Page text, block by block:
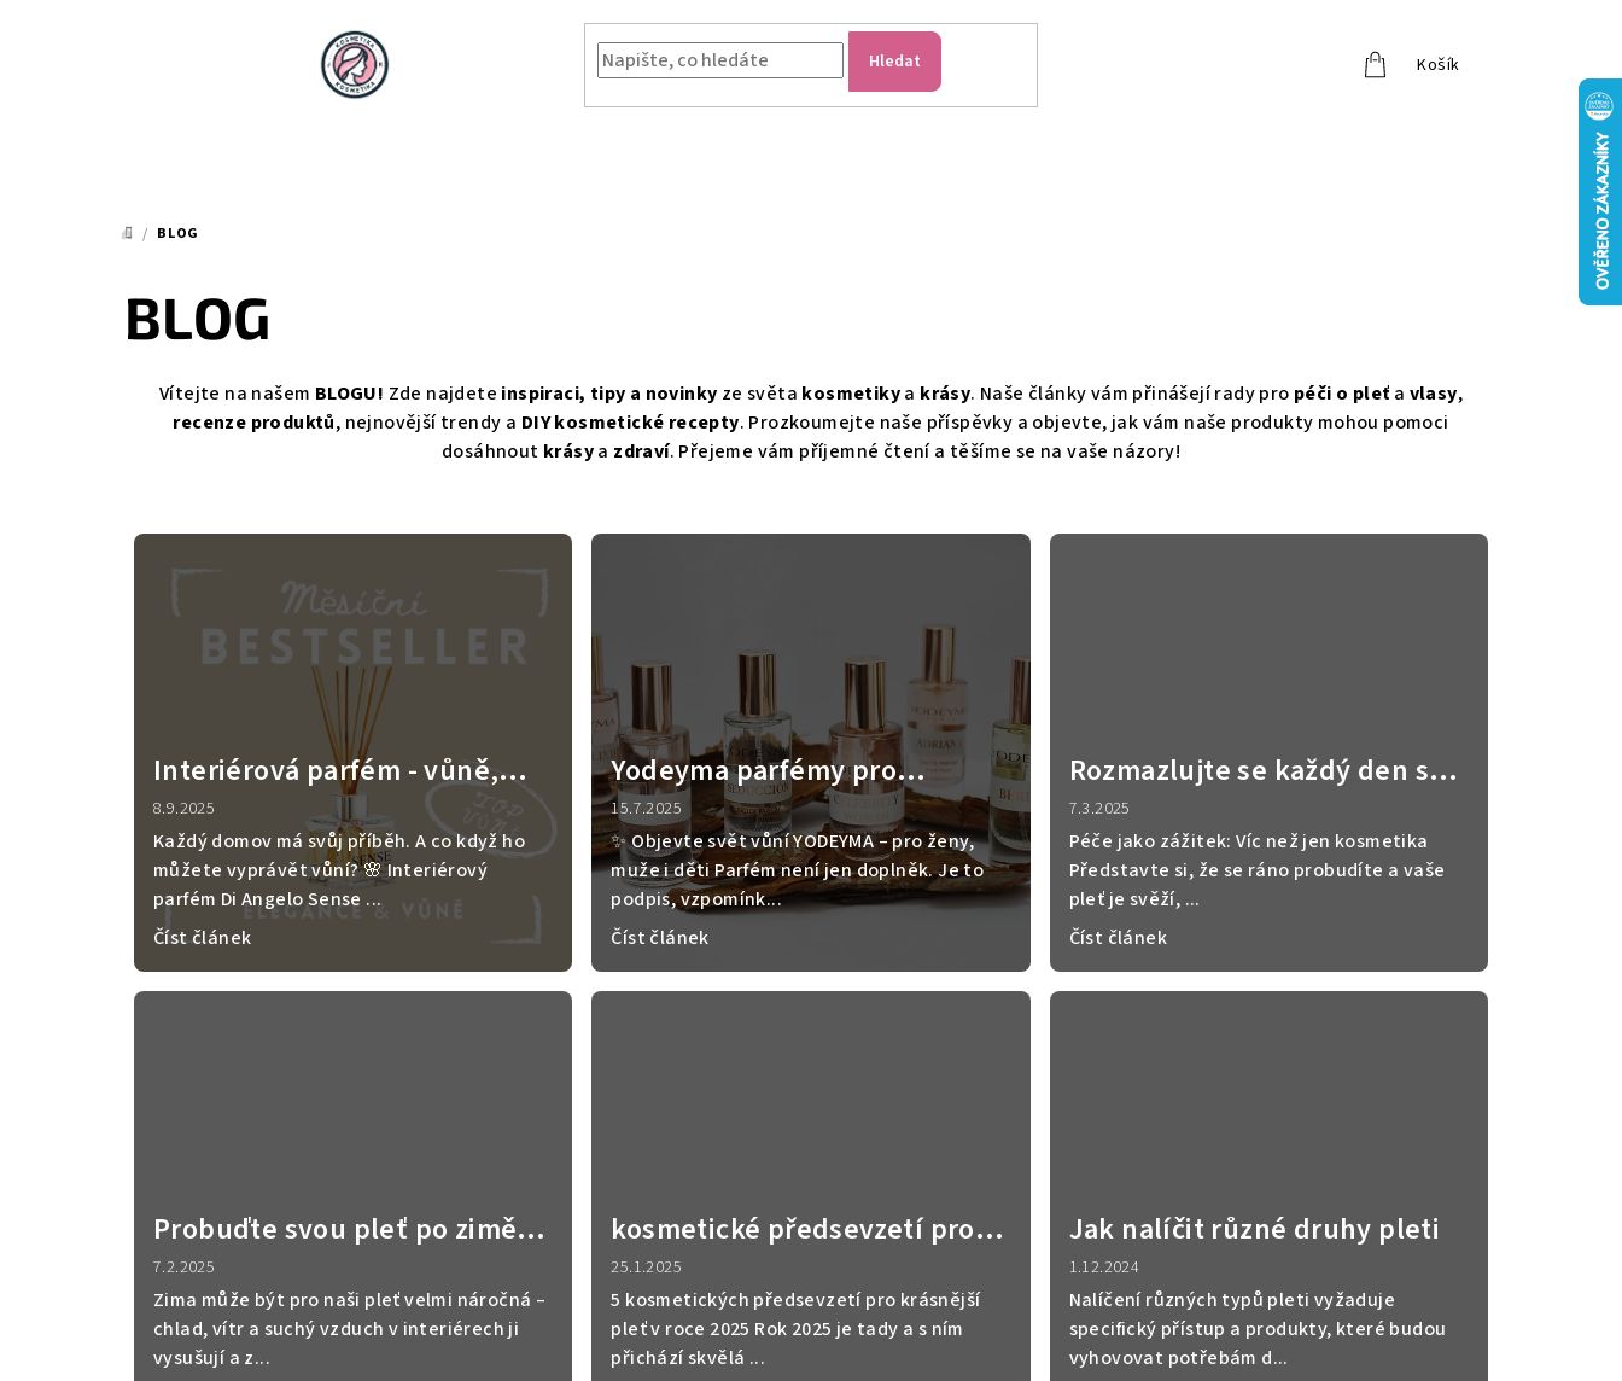
Hledat Košík
DOMŮ
/ BLOG
BLOG
Vítejte na našem BLOGU! Zde najdete inspiraci, tipy a novinky ze světa kosmetikya krásy. Naše články vám přinášejí rady pro péči o pleť a vlasy,
recenze produktů, nejnovější trendy a DIY kosmetické recepty. Prozkoumejte naše příspěvky a objevte, jak vám naše produkty mohou pomoci
dosáhnout krásya zdraví. Přejeme vám příjemné čtení a těšíme se na vaše názory!
ů
Interiérová parfém - vůně,
která rozzáří Váš domov💛
8.9.2025
Každý domov má svůj příběh. A co když ho
můžete vyprávět vůní? 🌸 Interiérový
parfém Di Angelo Sense ...
Číst článek
Yodeyma parfémy pro
každého – dámské, pánské i
dětské
15.7.2025
✨ Objevte svět vůní YODEYMA – pro ženy,
muže i děti Parfém není jen doplněk. Je to
podpis, vzpomínk...
Číst článek
Rozmazlujte se každý den s
našimi kosmetickými balíčky
7.3.2025
Péče jako zážitek: Víc než jen kosmetika
Představte si, že se ráno probudíte a vaše
pleť je svěží, ...
Číst článek
Probuďte svou pleť po zimě:
Jarní péče s kosmetikou Di
Angelo
7.2.2025
Zima může být pro naši pleť velmi náročná –
chlad, vítr a suchý vzduch v interiérech ji
vysušují a z...
kosmetické předsevzetí pro
rok 2025
25.1.2025
5 kosmetických předsevzetí pro krásnější
pleť v roce 2025 Rok 2025 je tady a s ním
přichází skvělá ...
Jak nalíčit různé druhy pleti
1.12.2024
Nalíčení různých typů pleti vyžaduje
specifický přístup a produkty, které budou
vyhovovat potřebám d...